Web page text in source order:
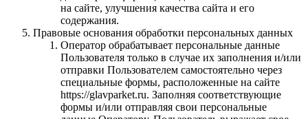
на сайте, улучшения качества сайта и его
содержания.
Правовые основания обработки персональных данных
Оператор обрабатывает персональные данные
Пользователя только в случае их заполнения и/или
отправки Пользователем самостоятельно через
специальные формы, расположенные на сайте
https://glavparket.ru. Заполняя соответствующие
формы и/или отправляя свои персональные